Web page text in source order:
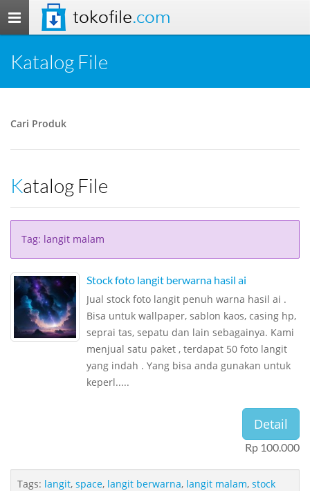
Toggle
navigation
tokofile.com
Katalog File
Cari Produk
Katalog File
Tag: langit malam
Stock foto langit berwarna hasil ai
Jual stock foto langit penuh warna hasil ai .
Bisa untuk wallpaper, sablon kaos, casing hp,
seprai tas, sepatu dan lain sebagainya. Kami
menjual satu paket , terdapat 50 foto langit
yang indah . Yang bisa anda gunakan untuk
keperl.....
Detail
Rp 100.000
Tags: langit, space, langit berwarna, langit malam, stock